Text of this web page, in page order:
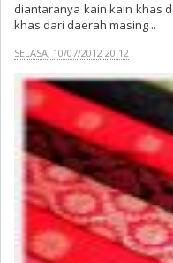
diantaranya kain kain khas
khas dari daerah masing ..
SELASA, 10/07/2012 20:12